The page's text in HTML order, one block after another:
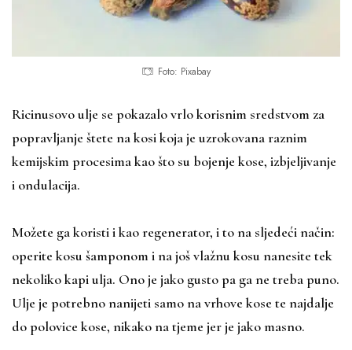
Foto: Pixabay
Ricinusovo ulje se pokazalo vrlo korisnim sredstvom za
popravljanje štete na kosi koja je uzrokovana raznim
kemijskim procesima kao što su bojenje kose, izbjeljivanje
i ondulacija.
Možete ga koristi i kao regenerator, i to na sljedeći način:
operite kosu šamponom i na još vlažnu kosu nanesite tek
nekoliko kapi ulja. Ono je jako gusto pa ga ne treba puno.
Ulje je potrebno nanijeti samo na vrhove kose te najdalje
do polovice kose, nikako na tjeme jer je jako masno.